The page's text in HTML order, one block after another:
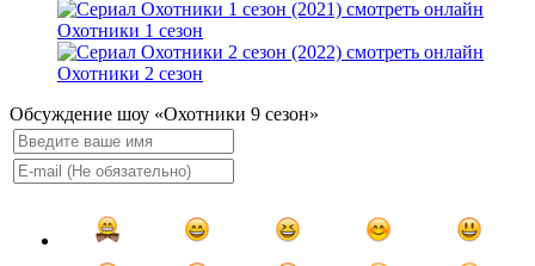
Охотники 1 сезон
Охотники 2 сезон
Обсуждение шоу «Охотники 9 сезон»